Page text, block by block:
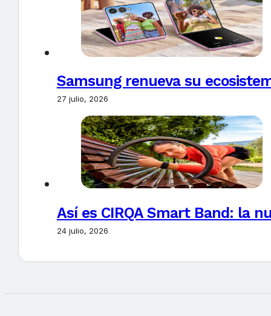
Samsung renueva su
27 julio, 2026
Así es CIRQA Smart Band: la
24 julio, 2026